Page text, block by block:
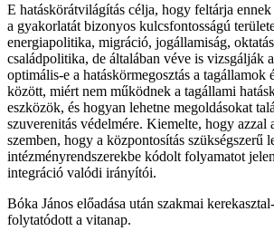
E hatáskörátvilágítás célja, hogy feltárja
a gyakorlatát bizonyos kulcsfontosságú
energiapolitika, migráció, jogállamiság,
családpolitika, de általában véve is vizsgálják
optimális-e a hatáskörmegosztás a tagállamok
között, miért nem működnek a tagállami
eszközök, és hogyan lehetne megoldásokat
szuverenitás védelmére. Kiemelte, hogy azzal
szemben, hogy a központosítás szükségszerű
intézményrendszerekbe kódolt folyamatot
integráció valódi irányítói.
Bóka János előadása után szakmai
folytatódott a vitanap.